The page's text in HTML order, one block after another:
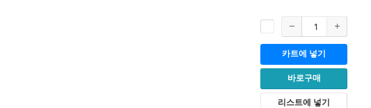
카트에 넣기
바로구매
리스트에 넣기